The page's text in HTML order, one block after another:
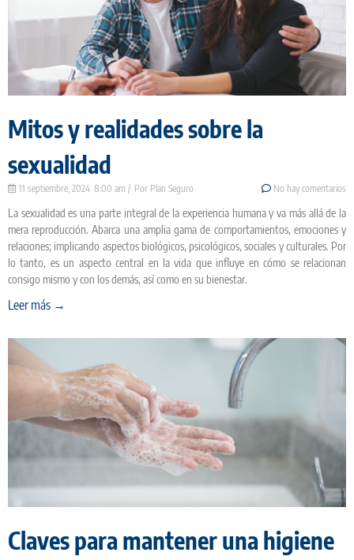
Mitos y realidades sobre la
sexualidad
Plan Seguro
11 septiembre, 2024 8:00 am No hay comentarios
La sexualidad es una parte integral de la experiencia humana y va más allá de la
mera reproducción. Abarca una amplia gama de comportamientos, emociones y
relaciones; implicando aspectos biológicos, psicológicos, sociales y culturales. Por
lo tanto, es un aspecto central en la vida que influye en cómo se relacionan
consigo mismo y con los demás, así como en su bienestar.
Leer más →
Claves para mantener una higiene